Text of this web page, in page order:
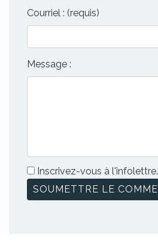
Courriel : (requis)
Message :
Inscrivez-vous à l'infolettre.